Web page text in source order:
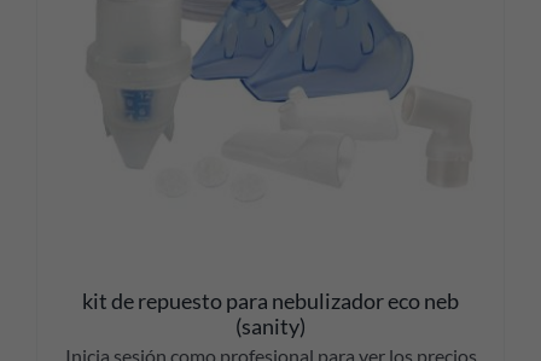
kit de repuesto para nebulizador eco neb
(sanity)
Inicia sesión como profesional para ver los precios